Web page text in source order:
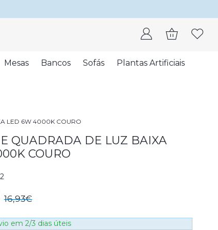
Mesas Bancos Sofás Plantas Artificiais
LED 6W 4000K COURO
QUADRADA DE LUZ BAIXA
COURO
16,93€
em 2/3 dias úteis